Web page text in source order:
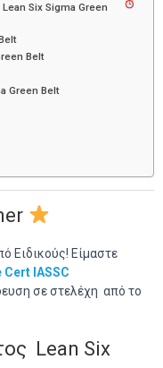
Six Sigma Green
Belt
Green Belt
Ειδικούς! Είμαστε
Cert IASSC
σε στελέχη από το
Lean Six